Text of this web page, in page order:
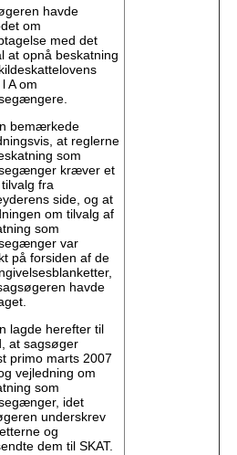
havde
om
med det
at opnå beskatning
A om
bemærkede
at reglerne
som
kræver et
fra
side, og at
om tilvalg af
som
var
på forsiden af de
havde
lagde herefter til
at sagsøger
primo marts 2007
vejledning om
som
idet
underskrev
og
dem til SKAT.